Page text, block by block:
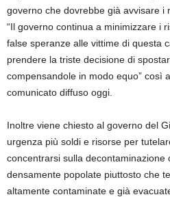
governo che dovrebbe già avvisare i
“Il governo continua a minimizzare i
false speranze alle vittime di questa
prendere la triste decisione di
compensandole in modo equo” così
comunicato diffuso oggi.
Inoltre viene chiesto al governo del
urgenza più soldi e risorse per
concentrarsi sulla decontaminazione
densamente popolate piuttosto che
altamente contaminate e già